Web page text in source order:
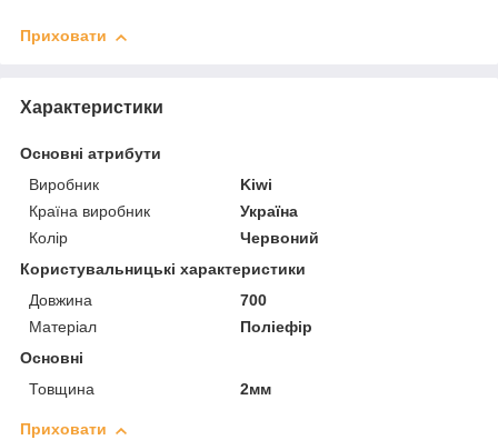
Приховати
Характеристики
Основні атрибути
Виробник
Kiwi
Країна виробник
Україна
Колір
Червоний
Користувальницькі характеристики
Довжина
700
Матеріал
Поліефір
Основні
Товщина
2мм
Приховати